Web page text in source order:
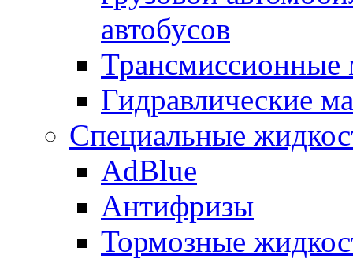
автобусов
Трансмиссионные
Гидравлические
Специальные
AdBlue
Антифризы
Тормозные